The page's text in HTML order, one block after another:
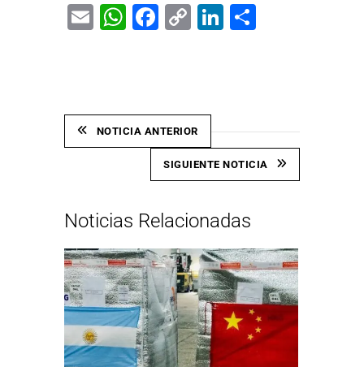
EmailWhatsApp
Facebook
CopyLinkedIn
NOTICIA ANTERIOR
SIGUIENTE NOTICIA
Noticias Relacionadas